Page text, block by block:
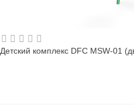
Детский комплекс DFC MSW-01